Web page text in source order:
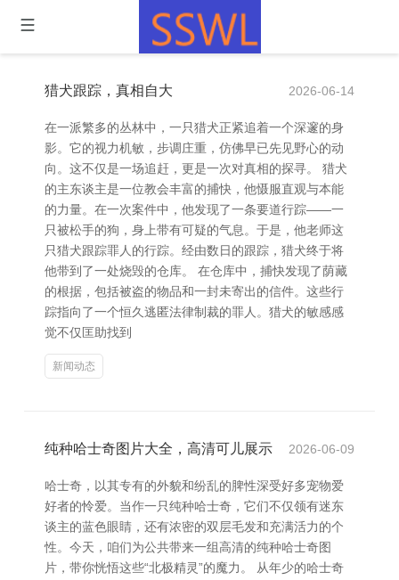
猎犬跟踪，真相自大 2026-06-14
在一派繁多的丛林中，一只猎犬正紧追着一个深邃的身
影。它的视力机敏，步调庄重，仿佛早已先见野心的动
向。这不仅是一场追赶，更是一次对真相的探寻。 猎犬
的主东谈主是一位教会丰富的捕快，他慑服直观与本能
的力量。在一次案件中，他发现了一条要道行踪——一
只被松手的狗，身上带有可疑的气息。于是，他老师这
只猎犬跟踪罪人的行踪。经由数日的跟踪，猎犬终于将
他带到了一处烧毁的仓库。 在仓库中，捕快发现了荫藏
的根据，包括被盗的物品和一封未寄出的信件。这些行
踪指向了一个恒久逃匿法律制裁的罪人。猎犬的敏感感
觉不仅匡助找到
新闻动态
纯种哈士奇图片大全，高清可儿展示 2026-06-09
哈士奇，以其专有的外貌和纷乱的脾性深受好多宠物爱
好者的怜爱。当作一只纯种哈士奇，它们不仅领有迷东
谈主的蓝色眼睛，还有浓密的双层毛发和充满活力的个
性。今天，咱们为公共带来一组高清的纯种哈士奇图
片，带你恍悟这些“北极精灵”的魔力。 从年少的哈士奇